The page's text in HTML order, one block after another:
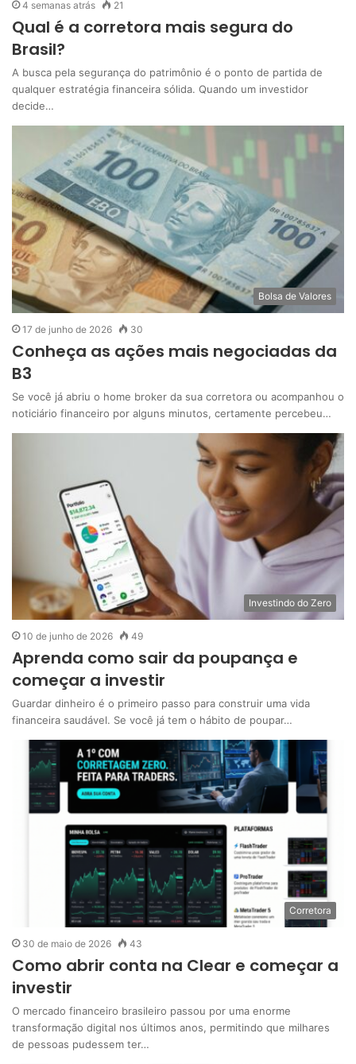
4 semanas atrás 21
Qual é a corretora mais segura do
Brasil?
A busca pela segurança do patrimônio é o ponto de partida de
qualquer estratégia financeira sólida. Quando um investidor
decide…
Bolsa de Valores
17 de junho de 2026 30
Conheça as ações mais negociadas da
B3
Se você já abriu o home broker da sua corretora ou acompanhou o
noticiário financeiro por alguns minutos, certamente percebeu…
Investindo do Zero
10 de junho de 2026 49
Aprenda como sair da poupança e
começar a investir
Guardar dinheiro é o primeiro passo para construir uma vida
financeira saudável. Se você já tem o hábito de poupar…
Corretora
30 de maio de 2026 43
Como abrir conta na Clear e começar a
investir
O mercado financeiro brasileiro passou por uma enorme
transformação digital nos últimos anos, permitindo que milhares
de pessoas pudessem ter…